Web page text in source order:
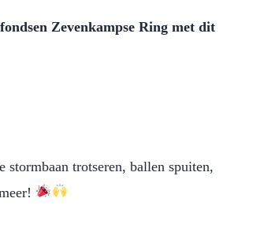
Zevenkampse Ring met dit
stormbaan trotseren, ballen spuiten,